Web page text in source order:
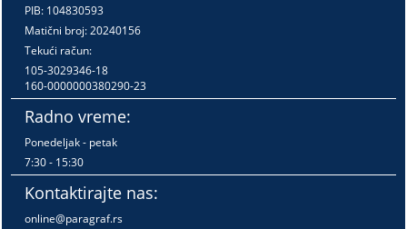
PIB: 104830593
Matični broj: 20240156
Tekući račun:
105-3029346-18
160-0000000380290-23
Radno vreme:
Ponedeljak - petak
7:30 - 15:30
Kontaktirajte nas:
online@paragraf.rs